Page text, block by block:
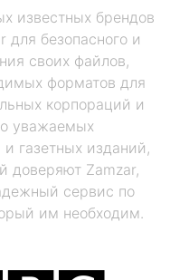
известных брендов
для безопасного и
своих файлов,
форматов для
корпораций и
уважаемых
газетных изданий,
доверяют Zamzar,
сервис по
им необходим.